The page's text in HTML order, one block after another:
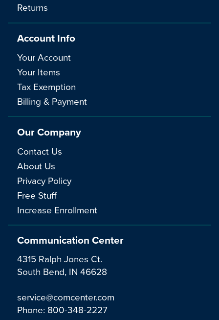
Communication Center
4315 Ralph Jones Ct.
South Bend, IN 46628
service@comcenter.com
Phone: 800-348-2227
Returns
Account Info
Your Account
Your Items
Tax Exemption
Billing & Payment
Our Company
Contact Us
About Us
Privacy Policy
Free Stuff
Increase Enrollment